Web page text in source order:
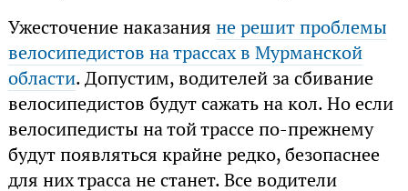
Ужесточение наказания не решит проблемы
велосипедистов на трассах в Мурманской
области. Допустим, водителей за сбивание
велосипедистов будут сажать на кол. Но если
велосипедисты на той трассе по-прежнему
будут появляться крайне редко, безопаснее
для них трасса не станет. Все водители